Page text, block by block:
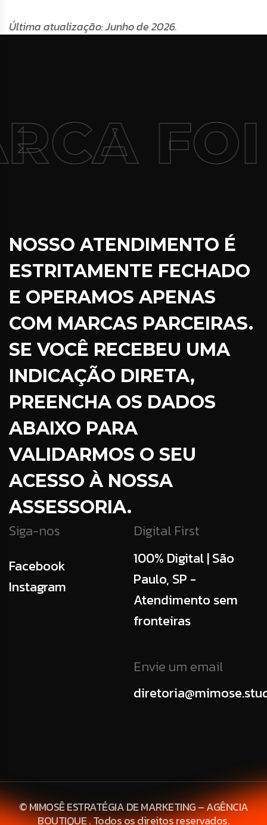
Última atualização: Junho de 2026.
NOSSO ATENDIMENTO É
ESTRITAMENTE FECHADO
E OPERAMOS APENAS
COM MARCAS PARCEIRAS.
SE VOCÊ RECEBEU UMA
INDICAÇÃO DIRETA,
PREENCHA OS DADOS
ABAIXO PARA
VALIDARMOS O SEU
ACESSO À NOSSA
ASSESSORIA.
Siga-nos
Facebook
Instagram
Digital First
100% Digital | São
Paulo, SP -
Atendimento sem
fronteiras
Envie um email
© MIMOSÊ ESTRATÉGIA DE MARKETING – AGÊNCIA
BOUTIQUE . Todos os direitos reservados.